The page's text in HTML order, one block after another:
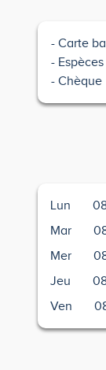
Carte
Espèces
Chèque
Lun
Mar
Mer
Jeu
Ven